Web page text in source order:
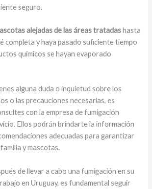
seguro.
alejadas de las áreas tratadashasta
completa y haya pasado suficiente tiempo
químicos se hayan evaporado
alguna duda o inquietud sobre los
o las precauciones necesarias, es
con la empresa de fumigación
Ellos podrán brindarte la información
adecuadas para garantizar
y mascotas.
de llevar a cabo una fumigación en su
en Uruguay, es fundamental seguir